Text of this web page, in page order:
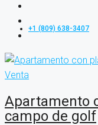
+1 (809) 638-3407
Venta
Apartamento
campo de golf